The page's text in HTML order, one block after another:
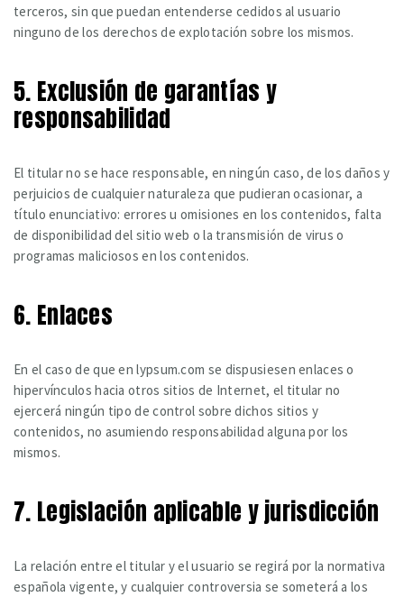
terceros, sin que puedan entenderse cedidos al usuario
ninguno de los derechos de explotación sobre los mismos.
5. Exclusión de garantías y
responsabilidad
El titular no se hace responsable, en ningún caso, de los daños y
perjuicios de cualquier naturaleza que pudieran ocasionar, a
título enunciativo: errores u omisiones en los contenidos, falta
de disponibilidad del sitio web o la transmisión de virus o
programas maliciosos en los contenidos.
6. Enlaces
En el caso de que en lypsum.com se dispusiesen enlaces o
hipervínculos hacia otros sitios de Internet, el titular no
ejercerá ningún tipo de control sobre dichos sitios y
contenidos, no asumiendo responsabilidad alguna por los
mismos.
7. Legislación aplicable y jurisdicción
La relación entre el titular y el usuario se regirá por la normativa
española vigente, y cualquier controversia se someterá a los